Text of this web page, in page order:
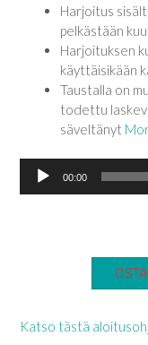
Harjoitus
pelkästään
Harjoituksen
käyttäisikään
Taustalla on
todettu
säveltänyt
Äänitoistin
00:00
Katso tästä